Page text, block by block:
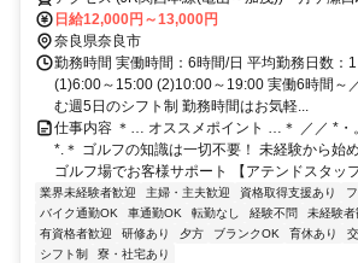
日給12,000円～13,000円
奈良県奈良市
勤務時間 実働時間：6時間/日 平均勤務日数：
(1)6:00～15:00 (2)10:00～19:00 実働6時間～
む週5日のシフト制 勤務時間はお気軽...
仕事内容 ＊… オススメポイント …＊ ／／ *・
*.＊ ゴルフの知識は一切不要！ 未経験から
ゴルフ場でお客様サポート 【アテンドスタッ
業界未経験者歓迎 主婦・主夫歓迎 資格取得支援あり
バイク通勤OK
車通勤OK 転勤なし 経験不問 未経験者
有資格者歓迎
研修あり 夕方 ブランクOK 育休あり
シフト制
寮・社宅あり